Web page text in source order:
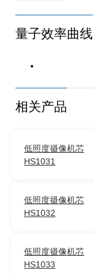
量子效率曲线
相关产品
低照度摄像机芯
HS1031
低照度摄像机芯
HS1032
低照度摄像机芯
HS1033